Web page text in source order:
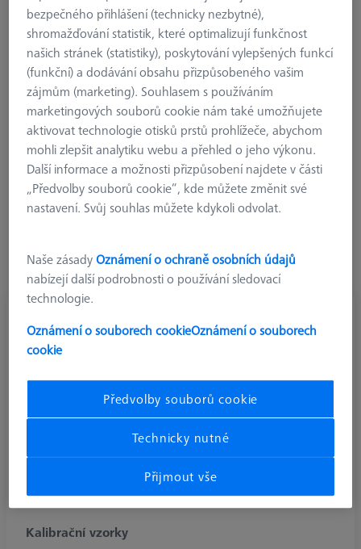
Referenční vzorky
Kalibrační vzorky
Ověřovací vzorky
Pro stroj
Optická 3D Metrologie
Souřadnicové měřicí stroje
Referenční vzorky
Kalibrační vzorky slouží ke kalibraci vyhovující normě,
ověřovací vzorky pomáhají v každodenním životě zajistit
promyšlenými držáky. Kalibraci lze také objednat jako službu
pro všechny referenční vzorky.
Kalibrační vzorky
bezpečného přihlášení (technicky nezbytné),
shromažďování statistik, které optimalizují funkčnost
našich stránek (statistiky), poskytování vylepšených funkcí
(funkční) a dodávání obsahu přizpůsobeného vašim
zájmům (marketing). Souhlasem s používáním
marketingových souborů cookie nám také umožňujete
aktivovat technologie otisků prstů prohlížeče, abychom
mohli zlepšit analytiku webu a přehled o jeho výkonu.
Další informace a možnosti přizpůsobení najdete v části
„Předvolby souborů cookie“, kde můžete změnit své
nastavení. Svůj souhlas můžete kdykoli odvolat.
Naše zásadyOznámení o ochraně osobních údajů
nabízejí další podrobnosti o používání sledovací
technologie.
Oznámení o souborech cookieOznámení o souborech
cookie
Předvolby souborů cookie
Technicky nutné
Přijmout vše